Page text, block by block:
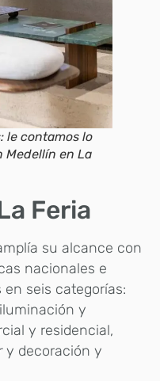
le contamos lo
Medellín en La
Feria
su alcance con
nacionales e
seis categorías:
y
y residencial,
y decoración y